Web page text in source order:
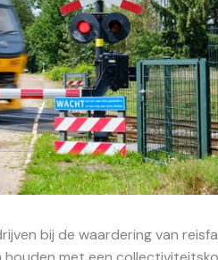
bij de waardering van